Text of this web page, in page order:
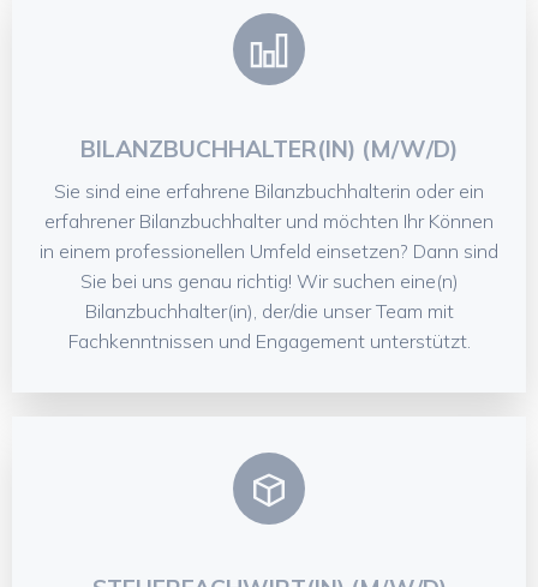
BILANZBUCHHALTER(IN) (M/W/D)
Sie sind eine erfahrene Bilanzbuchhalterin oder ein
erfahrener Bilanzbuchhalter und möchten Ihr Können
in einem professionellen Umfeld einsetzen? Dann sind
Sie bei uns genau richtig! Wir suchen eine(n)
Bilanzbuchhalter(in), der/die unser Team mit
Fachkenntnissen und Engagement unterstützt.